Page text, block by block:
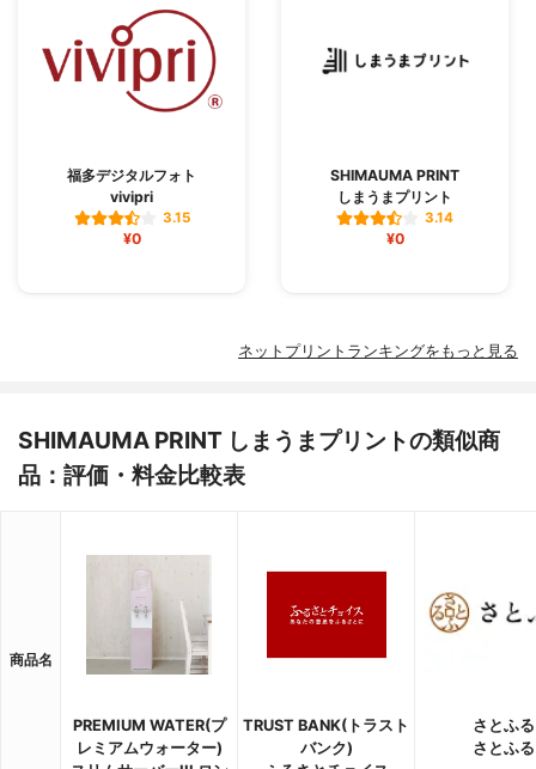
福多デジタルフォト
vivipri
3.15
¥0
SHIMAUMA PRINT
しまうまプリント
3.14
¥0
ネットプリントランキングをもっと見る
SHIMAUMA PRINT しまうまプリントの類似商
品：評価・料金比較表
商品名
PREMIUM WATER(プ
レミアムウォーター)
TRUST BANK(トラスト
バンク)
さとふる
さとふる